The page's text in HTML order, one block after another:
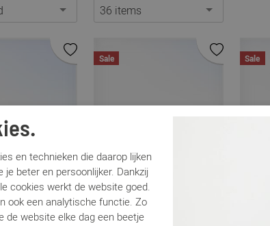
36 items
Sale Sale
en technieken die daarop lijken
je beter en persoonlijker. Dankzij
cookies werkt de website goed.
ook een analytische functie. Zo
de website elke dag een beetje